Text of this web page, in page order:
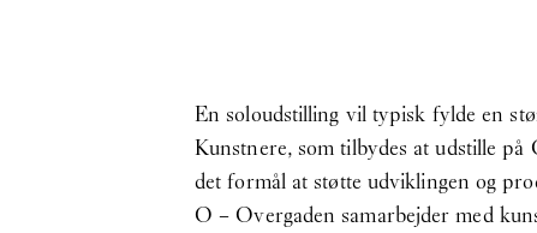
En soloudstilling vil typisk fylde en
Kunstnere, som tilbydes at udstille
det formål at støtte udviklingen og
O – Overgaden samarbejder med